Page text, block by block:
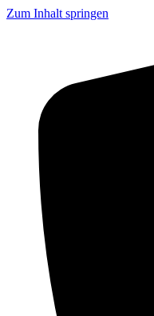
Zum Inhalt springen